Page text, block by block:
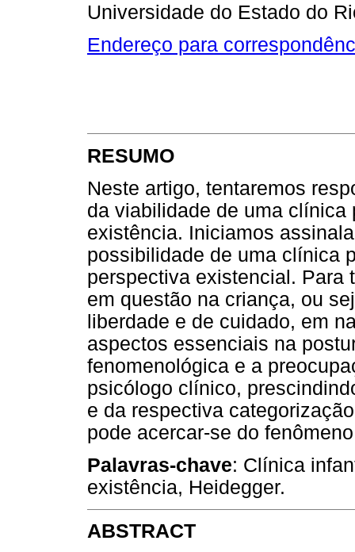
Universidade do Estado do
Endereço para
RESUMO
Neste artigo, tentaremos
da viabilidade de uma
existência. Iniciamos
possibilidade de uma clínica
perspectiva existencial. Para
em questão na criança, ou
liberdade e de cuidado, em
aspectos essenciais na
fenomenológica e a
psicólogo clínico,
e da respectiva
pode acercar-se do
Palavras-chave: Clínica
existência, Heidegger.
ABSTRACT